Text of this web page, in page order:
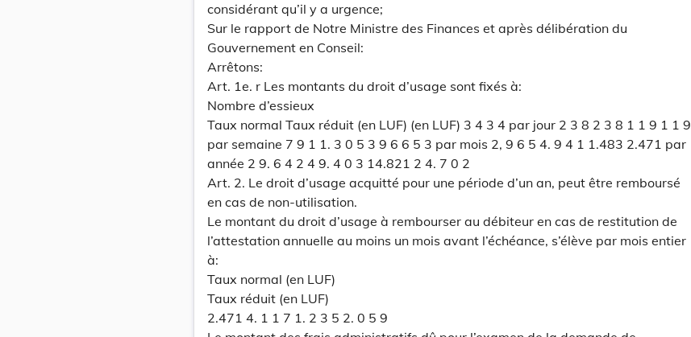
considérant qu’il y a urgence;
Sur le rapport de Notre Ministre des Finances et après délibération du
Gouvernement en Conseil:
Arrêtons:
Art. 1e. r Les montants du droit d’usage sont fixés à:
Nombre d’essieux
Taux normal Taux réduit (en LUF) (en LUF) 3 4 3 4 par jour 2 3 8 2 3 8 1 1 9 1 1 9
par semaine 7 9 1 1. 3 0 5 3 9 6 6 5 3 par mois 2, 9 6 5 4. 9 4 1 1.483 2.471 par
année 2 9. 6 4 2 4 9. 4 0 3 14.821 2 4. 7 0 2
Art. 2. Le droit d’usage acquitté pour une période d’un an, peut être remboursé
en cas de non-utilisation.
Le montant du droit d’usage à rembourser au débiteur en cas de restitution de
l’attestation annuelle au moins un mois avant l’échéance, s’élève par mois entier
à:
Taux normal (en LUF)
Taux réduit (en LUF)
2.471 4. 1 1 7 1. 2 3 5 2. 0 5 9